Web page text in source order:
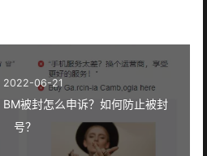
2022-06-21
被封怎么申诉？如何防止被封
号？